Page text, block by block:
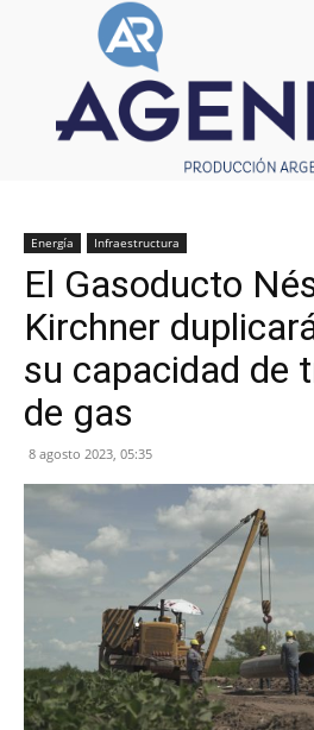
Energía Infraestructura
El Gasoducto
Kirchner
su capacidad de
de gas
8 agosto 2023, 05:35